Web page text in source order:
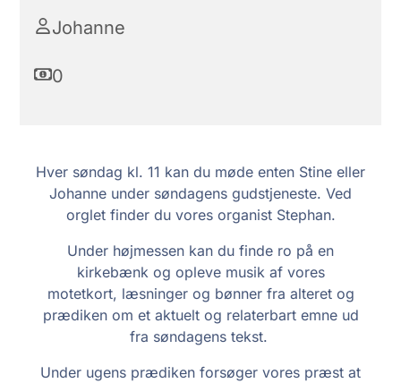
Johanne
0
Hver søndag kl. 11 kan du møde enten Stine eller
Johanne under søndagens gudstjeneste. Ved
orglet finder du vores organist Stephan.
Under højmessen kan du finde ro på en
kirkebænk og opleve musik af vores
motetkort, læsninger og bønner fra alteret og
prædiken om et aktuelt og relaterbart emne ud
fra søndagens tekst.
Under ugens prædiken forsøger vores præst at